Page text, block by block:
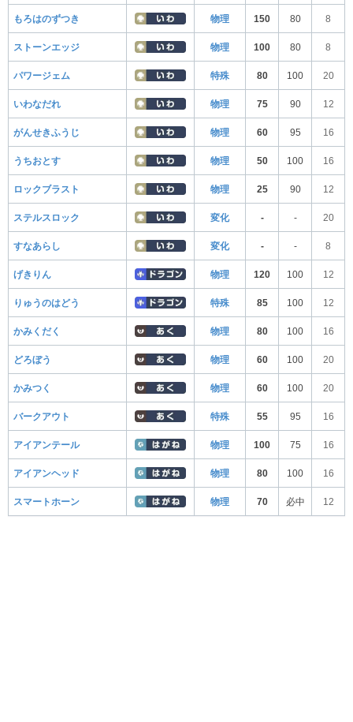
もろはのずつき 物理 150 80 8
ストーンエッジ 物理 100 80 8
パワージェム 特殊 80 100 20
いわなだれ 物理 75 90 12
がんせきふうじ 物理 60 95 16
うちおとす 物理 50 100 16
ロックブラスト 物理 25 90 12
ステルスロック 変化 - - 20
すなあらし 変化 - - 8
げきりん 物理 120 100 12
りゅうのはどう 特殊 85 100 12
かみくだく 物理 80 100 16
どろぼう 物理 60 100 20
かみつく 物理 60 100 20
バークアウト 特殊 55 95 16
アイアンテール 物理 100 75 16
アイアンヘッド 物理 80 100 16
スマートホーン 物理 70 必中 12